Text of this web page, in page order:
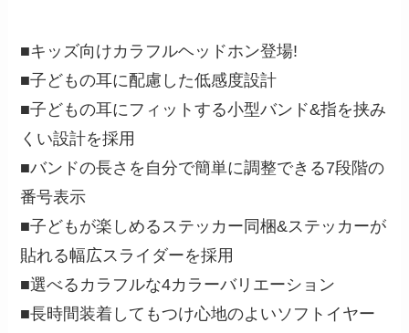
■キッズ向けカラフルヘッドホン登場!
■子どもの耳に配慮した低感度設計
■子どもの耳にフィットする小型バンド&指を挟み
くい設計を採用
■バンドの長さを自分で簡単に調整できる7段階の
番号表示
■子どもが楽しめるステッカー同梱&ステッカーが
貼れる幅広スライダーを採用
■選べるカラフルな4カラーバリエーション
■長時間装着してもつけ心地のよいソフトイヤー